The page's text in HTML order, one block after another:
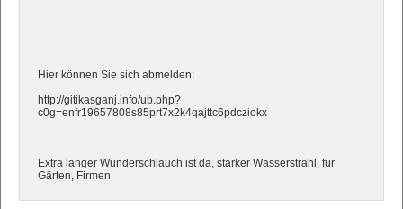
Hier können Sie sich abmelden:
http://gitikasganj.info/ub.php?
c0g=enfr19657808s85prt7x2k4qajttc6pdcziokx
Extra langer Wunderschlauch ist da, starker Wasserstrahl, für
Gärten, Firmen